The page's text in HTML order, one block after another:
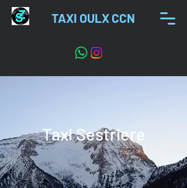
TAXI OULX CCN
Taxi Sestriere